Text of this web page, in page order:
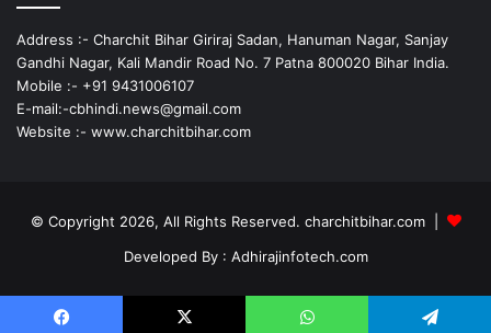
Address :- Charchit Bihar Giriraj Sadan, Hanuman Nagar, Sanjay
Gandhi Nagar, Kali Mandir Road No. 7 Patna 800020 Bihar India.
Mobile :- +91 9431006107
E-mail:-cbhindi.news@gmail.com
Website :- www.charchitbihar.com
© Copyright 2026, All Rights Reserved. charchitbihar.com |
Developed By : Adhirajinfotech.com